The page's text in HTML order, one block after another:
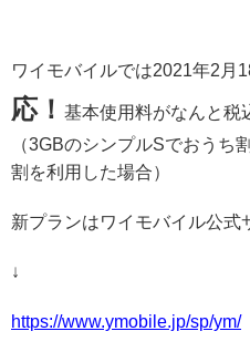
ワイモバイルでは2021年2月
応！ 基本使用料がなんと税
（3GBのシンプルSでおうち
割を利用した場合）
新プランはワイモバイル公式
↓
https://www.ymobile.jp/sp/ym/